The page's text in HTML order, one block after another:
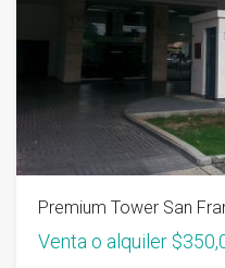
Premium Tower San
Venta o alquiler